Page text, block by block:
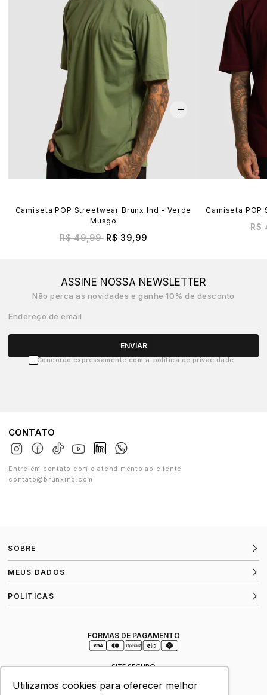
Utilizamos cookies para oferecer melhor
Camiseta POP Streetwear Brunx Ind - Verde
Musgo
R$ 49,99 R$ 39,99
Camiseta
R$
ASSINE NOSSA NEWSLETTER
Não perca as novidades e ganhe 10% de desconto
Endereço de email
ENVIAR
Concordo expressamente com a política de privacidade
CONTATO
Entre em contato com o atendimento ao cliente
contato@brunxind.com
SOBRE
MEUS DADOS
POLÍTICAS
FORMAS DE PAGAMENTO
SITE SEGURO